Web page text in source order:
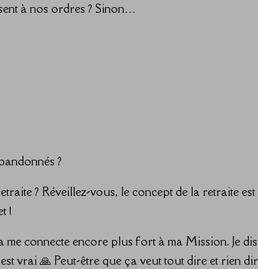
à nos ordres ? Sinon…
?
? Réveillez-vous, le concept de la retraite est
!
connecte encore plus fort à ma Mission. Je dis
vrai 🙏 Peut-être que ça veut tout dire et rien